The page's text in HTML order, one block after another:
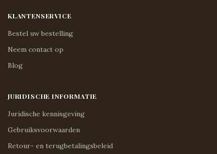
KLANTENSERVICE
Bestel uw bestelling
Neem contact op
Blog
JURIDISCHE INFORMATIE
Juridische kennisgeving
Gebruiksvoorwaarden
Retour- en terugbetalingsbeleid